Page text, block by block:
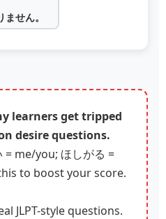
せん。
learners get tripped
desire questions.
= me/you; ほしがる =
to boost your score.
JLPT-style questions.